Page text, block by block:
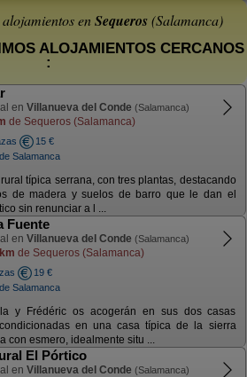
enSequeros(Salamanca)
ALOJAMIENTOS CERCANOS
:
en Villanueva del Conde (Salamanca)
de Sequeros (Salamanca)
15 €
Salamanca
típica serrana, con tres plantas, destacando
de madera y suelos de barro que le dan el
sin renunciar a l ...
Fuente
en Villanueva del Conde (Salamanca)
de Sequeros (Salamanca)
19 €
Salamanca
y Frédéric os acogerán en sus dos casas
en una casa típica de la sierra
con esmero, idealmente situ ...
El Pórtico
en Villanueva del Conde (Salamanca)